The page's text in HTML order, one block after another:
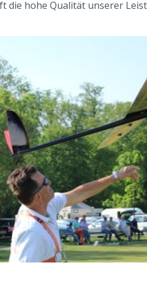
die hohe Qualität unserer